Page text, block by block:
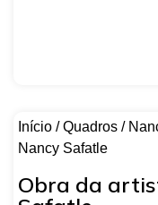
Início /Quadros /
Nancy Safatle
Obra da